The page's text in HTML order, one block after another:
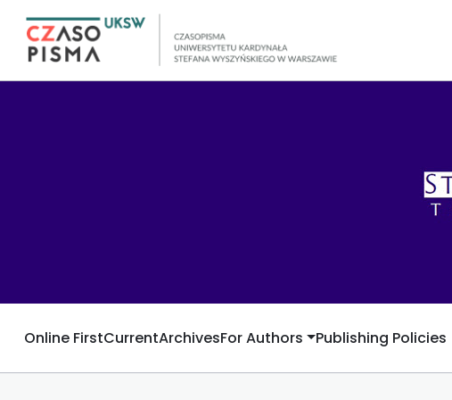
Online FirstCurrentArchivesFor Authors Publishing Policies